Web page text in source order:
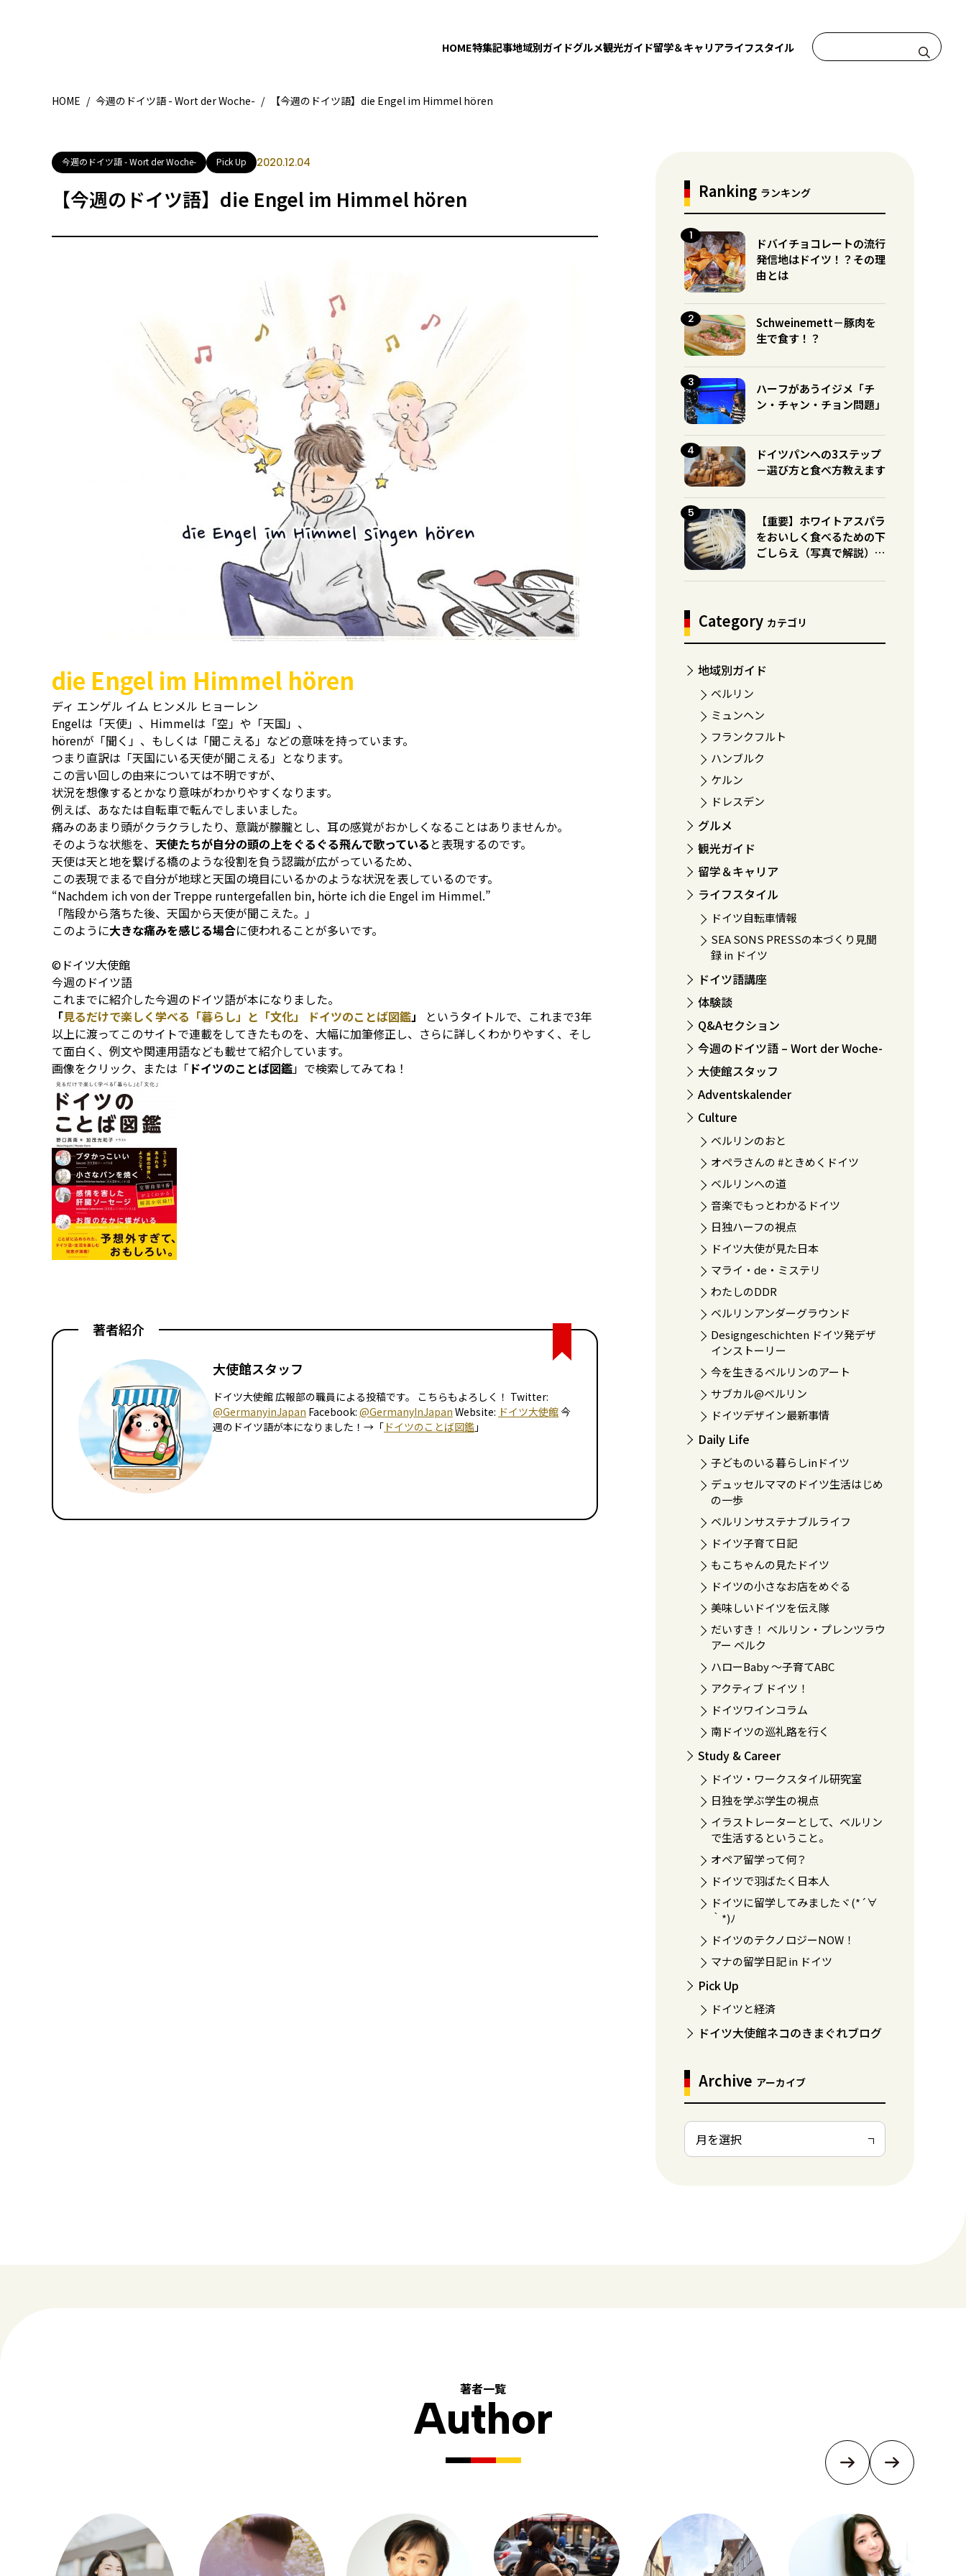
HOME特集記事地域別ガイドグルメ観光ガイド留学＆キャリアライフスタイル
HOME / 今週のドイツ語 - Wort der Woche- / 【今週のドイツ語】die Engel im Himmel hören
今週のドイツ語 - Wort der Woche- Pick Up 2020.12.04
【今週のドイツ語】die Engel im Himmel hören
die Engel im Himmel hören
ディ エンゲル イム ヒンメル ヒョーレン
Engelは「天使」、Himmelは「空」や「天国」、
hörenが「聞く」、もしくは「聞こえる」などの意味を持っています。
つまり直訳は「天国にいる天使が聞こえる」となります。
この言い回しの由来については不明ですが、
状況を想像するとかなり意味がわかりやすくなります。
例えば、あなたは自転車で転んでしまいました。
痛みのあまり頭がクラクラしたり、意識が朦朧とし、耳の感覚がおかしくなることはありませんか。
そのような状態を、 天使たちが自分の頭の上をぐるぐる飛んで歌っている と表現するのです。
天使は天と地を繋げる橋のような役割を負う認識が広がっているため、
この表現でまるで自分が地球と天国の境目にいるかのような状況を表しているのです。
“Nachdem ich von der Treppe runtergefallen bin, hörte ich die Engel im Himmel.”
「階段から落ちた後、天国から天使が聞こえた。」
このように大きな痛みを感じる場合に使われることが多いです。
©ドイツ大使館
今週のドイツ語
これまでに紹介した今週のドイツ語が本になりました。
「見るだけで楽しく学べる「暮らし」と「文化」 ドイツのことば図鑑」
というタイトルで、これまで3年
以上に渡ってこのサイトで連載をしてきたものを、大幅に加筆修正し、さらに詳しくわかりやすく、そし
て面白く、例文や関連用語なども載せて紹介しています。
画像をクリック、または「 ドイツのことば図鑑」で検索してみてね！
著者紹介
大使館スタッフ
ドイツ大使館 広報部の職員による投稿です。 こちらもよろしく！ Twitter:
@GermanyinJapan Facebook: @GermanyInJapan Website: ドイツ大使館今
週のドイツ語が本になりました！→「 ドイツのことば図鑑 」
Ranking ランキング
ドバイチョコレートの流行
発信地はドイツ！？その理
由とは
Schweinemett－豚肉を
生で食す！？
ハーフがあうイジメ「チ
ン・チャン・チョン問題」
ドイツパンへの3ステップ
－選び方と食べ方教えます
【重要】ホワイトアスパラ
をおいしく食べるための下
ごしらえ（写真で解説）※
Category カテゴリ
地域別ガイド
ベルリン
ミュンヘン
フランクフルト
ハンブルク
ケルン
ドレスデン
グルメ
観光ガイド
留学＆キャリア
ライフスタイル
ドイツ自転車情報
SEA SONS PRESSの本づくり見聞
録 in ドイツ
ドイツ語講座
体験談
Q&Aセクション
今週のドイツ語 – Wort der Woche-
大使館スタッフ
Adventskalender
Culture
ベルリンのおと
オペラさんの #ときめくドイツ
ベルリンへの道
音楽でもっとわかるドイツ
日独ハーフの視点
ドイツ大使が見た日本
マライ・de・ミステリ
わたしのDDR
ベルリンアンダーグラウンド
Designgeschichten ドイツ発デザ
インストーリー
今を生きるベルリンのアート
サブカル@ベルリン
ドイツデザイン最新事情
Daily Life
子どものいる暮らしinドイツ
デュッセルママのドイツ生活はじめ
の一歩
ベルリンサステナブルライフ
ドイツ子育て日記
もこちゃんの見たドイツ
ドイツの小さなお店をめぐる
美味しいドイツを伝え隊
だいすき！ ベルリン・プレンツラウ
アー ベルク
ハローBaby 〜子育てABC
アクティブ ドイツ！
ドイツワインコラム
南ドイツの巡礼路を行く
Study & Career
ドイツ・ワークスタイル研究室
日独を学ぶ学生の視点
イラストレーターとして、ベルリン
で生活するということ。
オペア留学って何？
ドイツで羽ばたく日本人
ドイツに留学してみましたヾ(*´∀
｀*)ﾉ
ドイツのテクノロジーNOW！
マナの留学日記 in ドイツ
Pick Up
ドイツと経済
ドイツ大使館ネコのきまぐれブログ
Archive アーカイブ
著者一覧
Author